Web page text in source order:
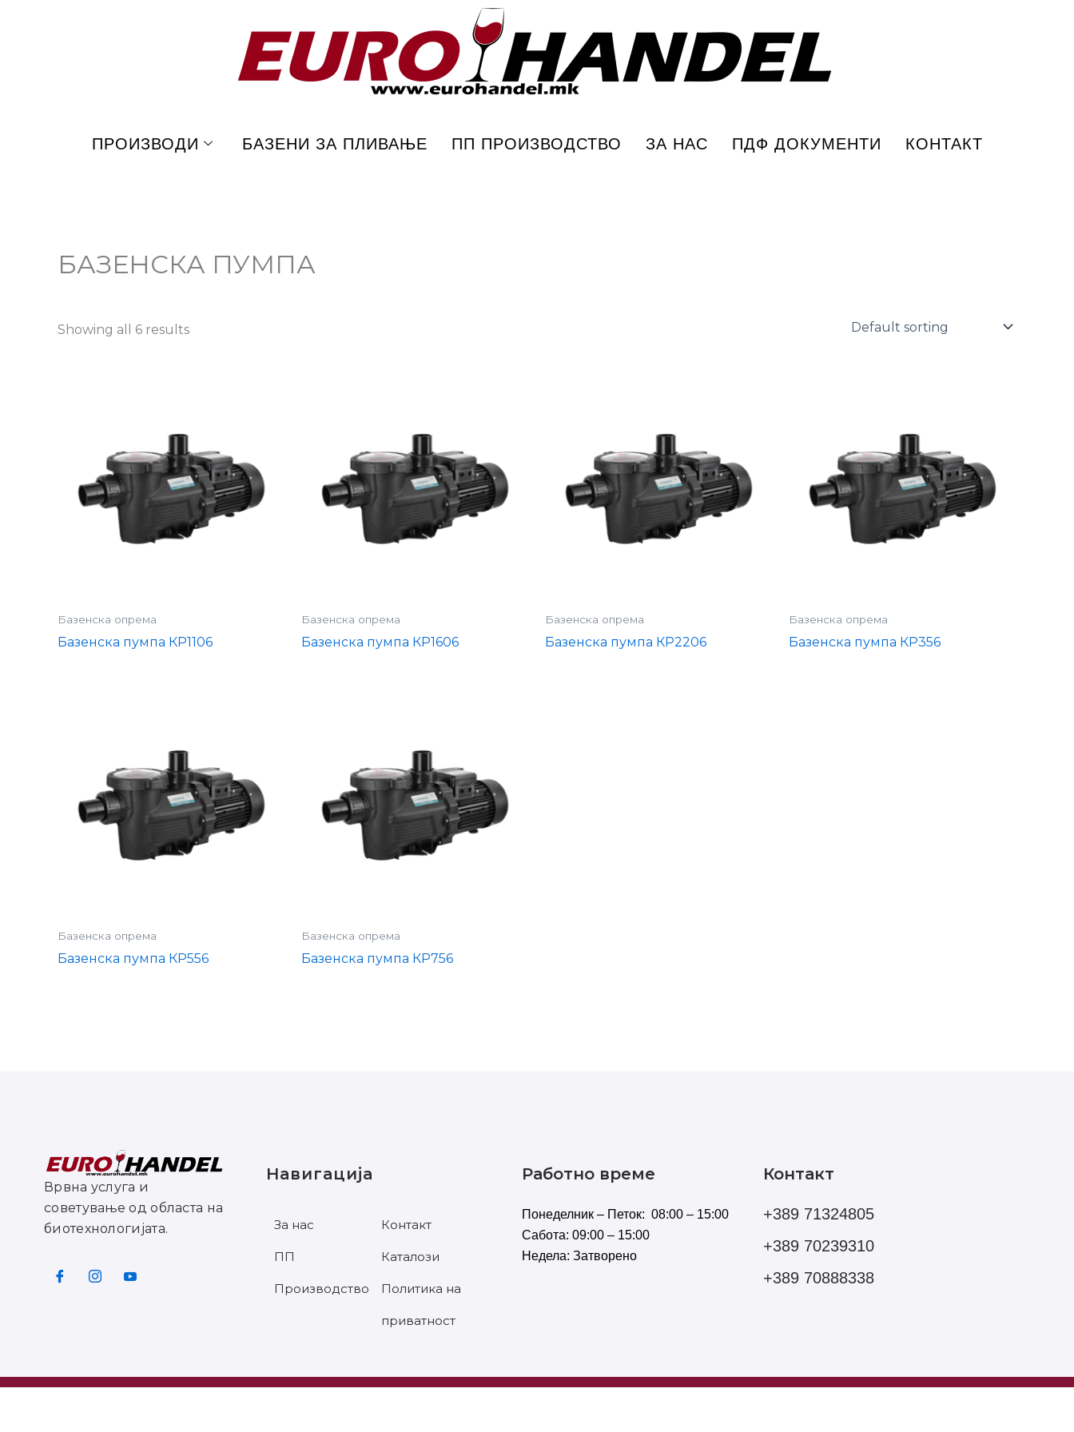
ПРОИЗВОДИ БАЗЕНИ ЗА ПЛИВАЊЕ ПП ПРОИЗВОДСТВО ЗА НАС ПДФ ДОКУМЕНТИ КОНТАКТ
БАЗЕНСКА ПУМПА
Showing all 6 results
Базенска опрема
Базенска пумпа КР1106
Базенска опрема
Базенска пумпа КР1606
Базенска опрема
Базенска пумпа КР2206
Базенска опрема
Базенска пумпа КР356
Базенска опрема
Базенска пумпа КР556
Базенска опрема
Базенска пумпа КР756
Врвна услуга и
советување од областа на
биотехнологијата.
Навигација
За нас
ПП
Производство
Контакт
Каталози
Политика на
приватност
Работно време
Понеделник – Петок: 08:00 – 15:00
Сабота: 09:00 – 15:00
Недела: Затворено
Контакт
+389 71324805
+389 70239310
+389 70888338